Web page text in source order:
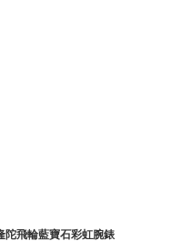
陀飛輪藍寶石彩虹腕錶